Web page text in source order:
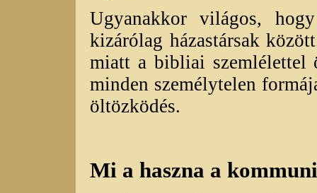
Ugyanakkor világos,
kizárólag házastársak
miatt a bibliai szemlélettel
minden személytelen
öltözködés.
Mi a haszna a